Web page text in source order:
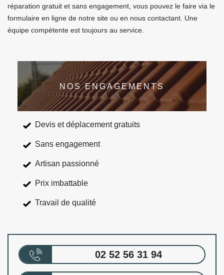
réparation gratuit et sans engagement, vous pouvez le faire via le
formulaire en ligne de notre site ou en nous contactant. Une
équipe compétente est toujours au service.
NOS ENGAGEMENTS
Devis et déplacement gratuits
Sans engagement
Artisan passionné
Prix imbattable
Travail de qualité
02 52 56 31 94